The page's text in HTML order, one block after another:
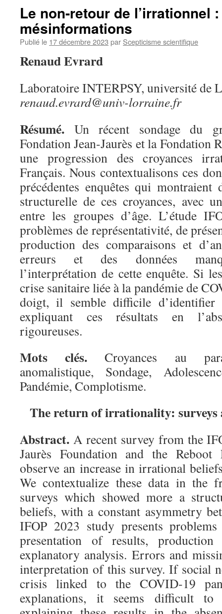
Le non-retour de l’irrationnel
mésinformations
Publié le 17 décembre 2023 par Scepticisme scientifique
Renaud Evrard
Laboratoire INTERPSY, université de
renaud.evrard@univ-lorraine.fr
Résumé. Un récent sondage du
Fondation Jean-Jaurès et la Fondation
une progression des croyances
Français. Nous contextualisons ces
précédentes enquêtes qui montraient
structurelle de ces croyances, avec
entre les groupes d’âge. L’étude
problèmes de représentativité, de
production des comparaisons et
erreurs et des données
l’interprétation de cette enquête. Si
crise sanitaire liée à la pandémie de
doigt, il semble difficile d’identifier
expliquant ces résultats en
rigoureuses.
Mots clés. Croyances au
anomalistique, Sondage,
Pandémie, Complotisme.
The return of irrationality:
Abstract. A recent survey from the
Jaurès Foundation and the Reboot
observe an increase in irrational
We contextualize these data in the
surveys which showed more a
beliefs, with a constant asymmetry
IFOP 2023 study presents problems
presentation of results,
explanatory analysis. Errors and
interpretation of this survey. If social
crisis linked to the COVID-19
explanations, it seems difficult